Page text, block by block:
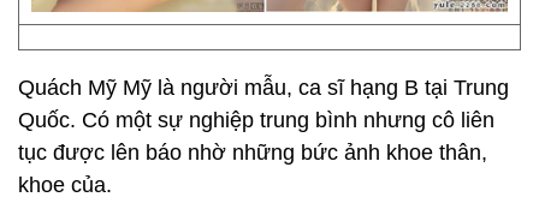
Quách Mỹ Mỹ là người mẫu, ca sĩ hạng B tại Trung
Quốc. Có một sự nghiệp trung bình nhưng cô liên
tục được lên báo nhờ những bức ảnh khoe thân,
khoe của.